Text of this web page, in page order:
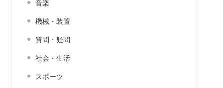
音楽
機械・装置
質問・疑問
社会・生活
スポーツ